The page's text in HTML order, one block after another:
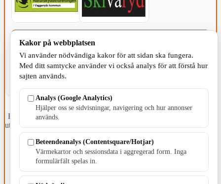
Fristående webbtidningsföretag grundat 1991 som sedan 2002 ger
ut tidningen Skillingaryd.nu och 2010 lanserades Värnamo.nu. Från
april 2026 omfattar Skillingaryd.nu tre kommuner: Gnosjö,
Värnamo och Vaggeryds kommun.
Kontakta oss
Postadress: Gisslaköp 1, 568 92 Skillingaryd
Kakor på webbplatsen
Vi använder nödvändiga kakor för att sidan ska fungera.
Med ditt samtycke använder vi också analys för att förstå hur
sajten används.
Analys (Google Analytics)
Hjälper oss se sidvisningar, navigering och hur annonser
används.
Beteendeanalys (Contentsquare/Hotjar)
Värmekartor och sessionsdata i aggregerad form. Inga
formulärfält spelas in.